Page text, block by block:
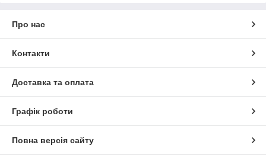
Про нас
Контакти
Доставка та оплата
Графік роботи
Повна версія сайту